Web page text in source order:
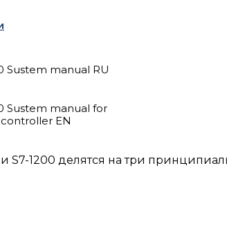
Sustem manual RU
Sustem manual for
EN
S7-1200 делятся на три